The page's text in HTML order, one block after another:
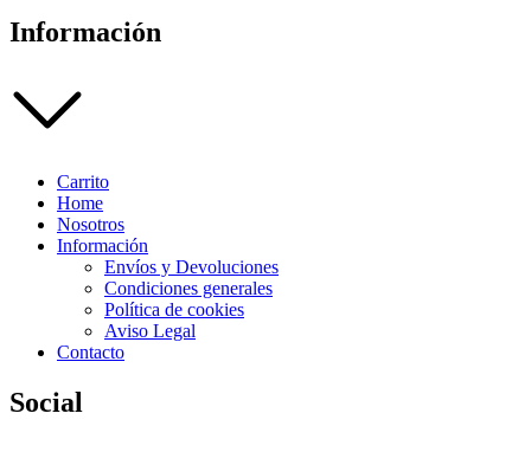
Información
Carrito
Home
Nosotros
Información
Envíos y Devoluciones
Condiciones generales
Política de cookies
Aviso Legal
Contacto
Social